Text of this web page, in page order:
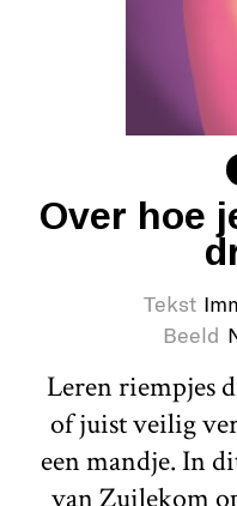
Over hoe
Tekst
Beeld
Leren riempjes
of juist veilig
een mandje. In
van Zuilekom